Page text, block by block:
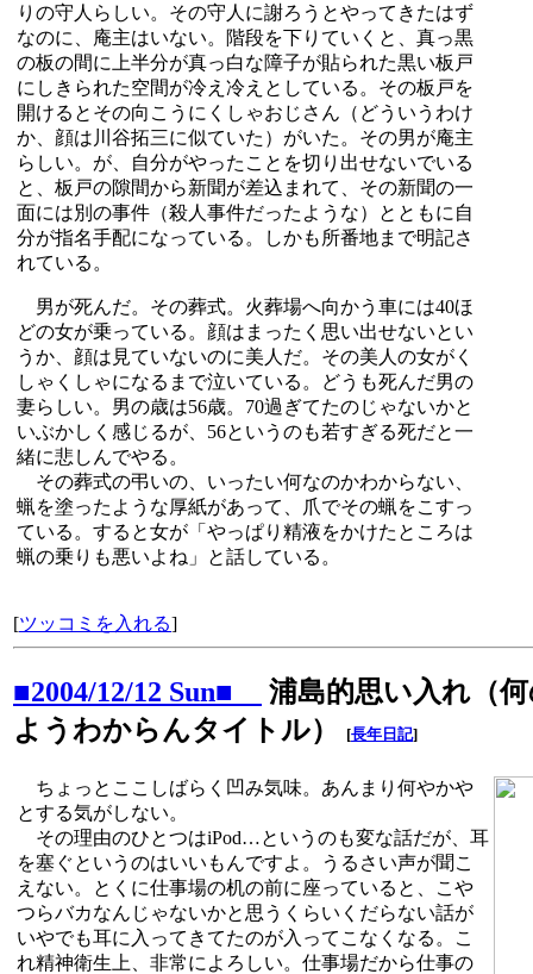
りの守人らしい。その守人に謝ろうとやってきたはず
なのに、庵主はいない。階段を下りていくと、真っ黒
の板の間に上半分が真っ白な障子が貼られた黒い板戸
にしきられた空間が冷え冷えとしている。その板戸を
開けるとその向こうにくしゃおじさん（どういうわけ
か、顔は川谷拓三に似ていた）がいた。その男が庵主
らしい。が、自分がやったことを切り出せないでいる
と、板戸の隙間から新聞が差込まれて、その新聞の一
面には別の事件（殺人事件だったような）とともに自
分が指名手配になっている。しかも所番地まで明記さ
れている。
男が死んだ。その葬式。火葬場へ向かう車には40ほ
どの女が乗っている。顔はまったく思い出せないとい
うか、顔は見ていないのに美人だ。その美人の女がく
しゃくしゃになるまで泣いている。どうも死んだ男の
妻らしい。男の歳は56歳。70過ぎてたのじゃないかと
いぶかしく感じるが、56というのも若すぎる死だと一
緒に悲しんでやる。
その葬式の弔いの、いったい何なのかわからない、
蝋を塗ったような厚紙があって、爪でその蝋をこすっ
ている。すると女が「やっぱり精液をかけたところは
蝋の乗りも悪いよね」と話している。
[ツッコミを入れる]
■2004/12/12 Sun■
浦島的思い入れ（
ようわからんタイトル）
[長年日記]
ちょっとここしばらく凹み気味。あんまり何やかや
とする気がしない。
その理由のひとつはiPod…というのも変な話だが、耳
を塞ぐというのはいいもんですよ。うるさい声が聞こ
えない。とくに仕事場の机の前に座っていると、こや
つらバカなんじゃないかと思うくらいくだらない話が
いやでも耳に入ってきてたのが入ってこなくなる。こ
れ精神衛生上、非常によろしい。仕事場だから仕事の